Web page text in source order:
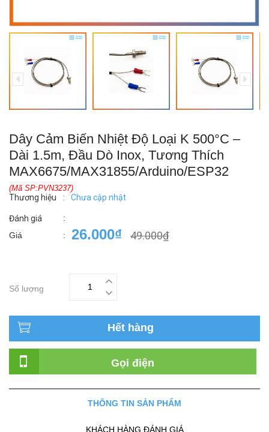
Dây Cảm Biến Nhiệt Độ Loại K 500°C –
Dài 1.5m, Đầu Dò Inox, Tương Thích
MAX6675/MAX31855/Arduino/ESP32
(Mã SP:PVN3237)
Thương hiệu : Chưa cập nhật
Đánh giá
:
Giá
: 26.000₫ 49.000₫
Số lượng
Hết hàng
Gọi điện
THÔNG TIN SẢN PHẨM
KHÁCH HÀNG ĐÁNH GIÁ